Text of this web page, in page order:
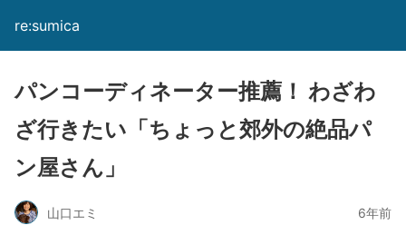
re:sumica
パンコーディネーター推薦！ わざわ
ざ行きたい「ちょっと郊外の絶品パ
ン屋さん」
山口エミ 6年前